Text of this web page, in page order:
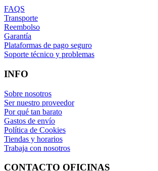
FAQS
Transporte
Reembolso
Garantía
Plataformas de pago seguro
Soporte técnico y problemas
INFO
Sobre nosotros
Ser nuestro proveedor
Por qué tan barato
Gastos de envío
Política de Cookies
Tiendas y horarios
Trabaja con nosotros
CONTACTO OFICINAS